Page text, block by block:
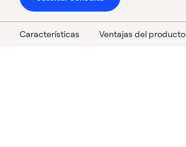
Características Ventajas del producto